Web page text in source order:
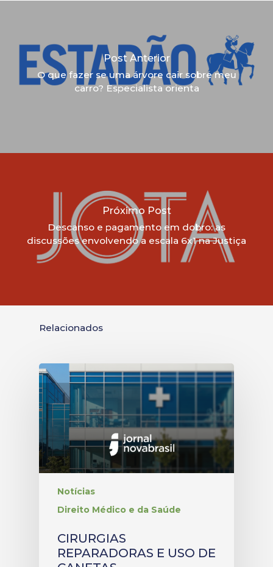
Post Anterior
O que fazer se uma árvore cair sobre meu
carro? Especialista orienta
Próximo Post
Descanso e pagamento em dobro: as
discussões envolvendo a escala 6x1 na Justiça
Relacionados
Notícias
Direito Médico e da Saúde
CIRURGIAS
REPARADORAS E USO DE